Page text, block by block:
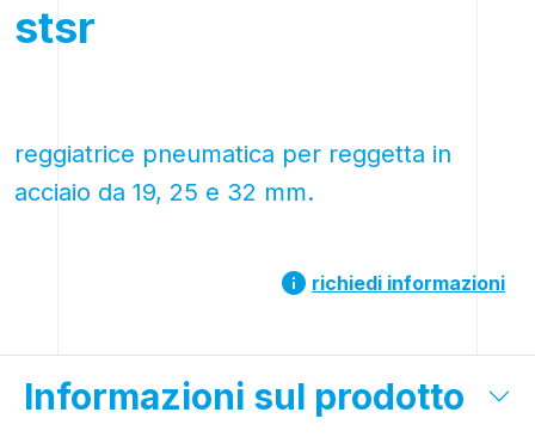
stsr
reggiatrice pneumatica per reggetta in
acciaio da 19, 25 e 32 mm.
richiedi informazioni
Informazioni sul prodotto